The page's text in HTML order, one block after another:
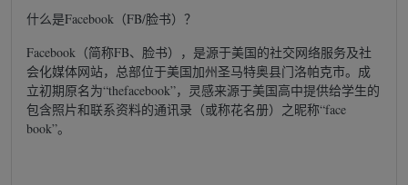
什么是Facebook（FB/脸书）？
Facebook（简称FB、脸书），是源于美国的社交网络服务及社
会化媒体网站，总部位于美国加州圣马特奥县门洛帕克市。成
立初期原名为“thefacebook”，灵感来源于美国高中提供给学生的
包含照片和联系资料的通讯录（或称花名册）之昵称“face
book”。